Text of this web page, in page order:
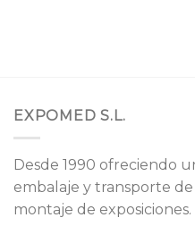
EXPOMED S.L.
Desde 1990 ofreciendo
embalaje y transporte
montaje de exposiciones.